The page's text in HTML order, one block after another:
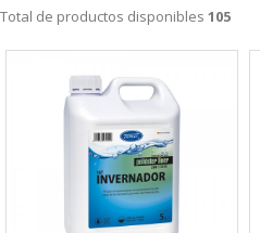
Total de productos disponibles 105